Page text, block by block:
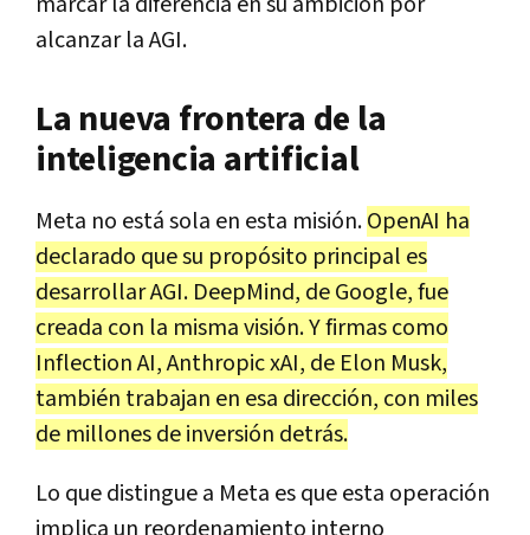
alcanzar la AGI.
La nueva frontera de la
inteligencia artificial
Meta no está sola en esta misión.OpenAI ha
declarado que su propósito principal es
desarrollar AGI. DeepMind, de Google, fue
creada con la misma visión. Y firmas como
Inflection AI, Anthropic xAI, de Elon Musk,
también trabajan en esa dirección, con miles
de millones de inversión detrás.
Lo que distingue a Meta es que esta operación